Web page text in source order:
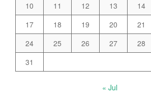
10
11 12 13 14
17
18 19 20 21
24
25 26 27 28
31
« Jul